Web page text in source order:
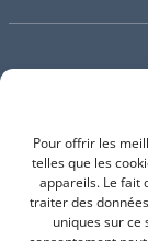
Pour offrir les
telles que les
appareils. Le fait
traiter des
uniques sur ce